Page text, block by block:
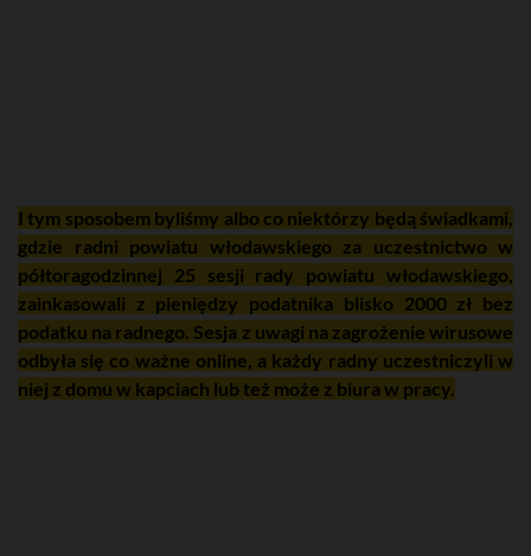
I tym sposobem byliśmy albo co niektórzy będą świadkami,
gdzie radni powiatu włodawskiego za uczestnictwo w
półtoragodzinnej 25 sesji rady powiatu włodawskiego,
zainkasowali z pieniędzy podatnika blisko 2000 zł bez
podatku na radnego. Sesja z uwagi na zagrożenie wirusowe
odbyła się co ważne online, a każdy radny uczestniczyli w
niej z domu w kapciach lub też może z biura w pracy.